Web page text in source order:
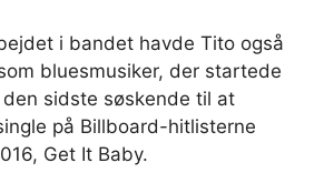
i bandet havde Tito også
bluesmusiker, der startede
sidste søskende til at
på Billboard-hitlisterne
Get It Baby.